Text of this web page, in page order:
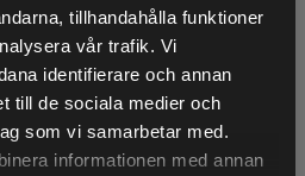
tillhandahålla funktioner
vår trafik. Vi
identifierare och annan
till de sociala medier och
som vi samarbetar med.
informationen med annan
andningsförmåga, samt hög